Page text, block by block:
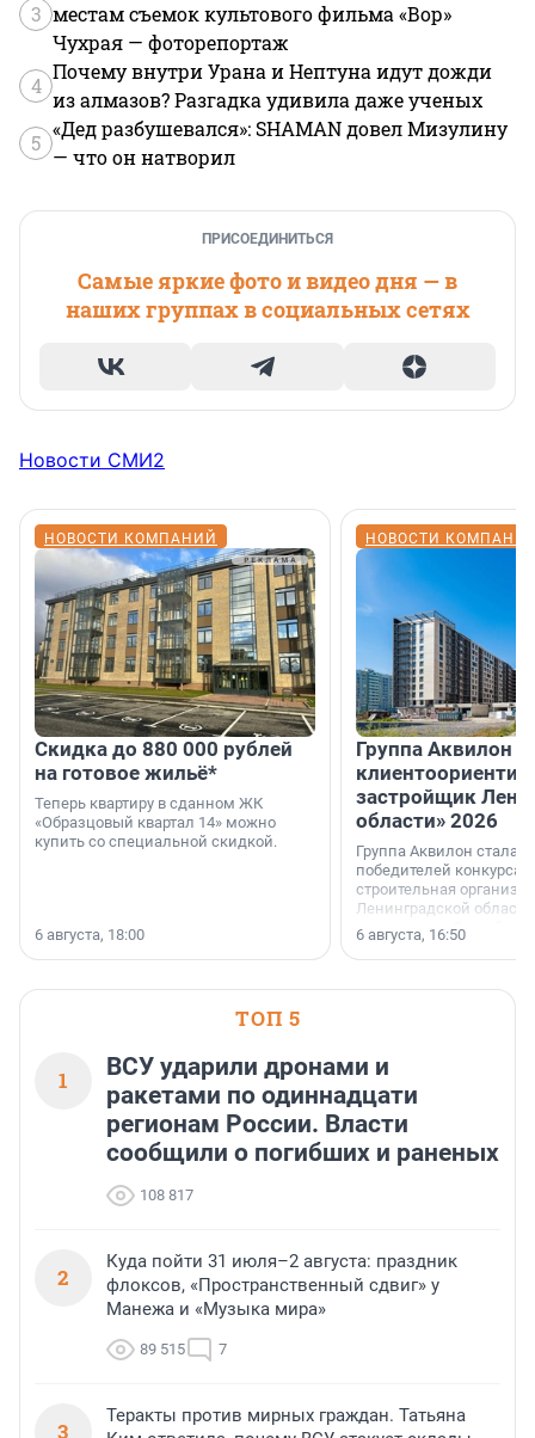
3 местам съемок культового фильма «Вор»
Чухрая — фоторепортаж
4
Почему внутри Урана и Нептуна идут дожди
из алмазов? Разгадка удивила даже ученых
5
«Дед разбушевался»: SHAMAN довел Мизулину
— что он натворил
ПРИСОЕДИНИТЬСЯ
Самые яркие фото и видео дня — в
наших группах в социальных сетях
Новости СМИ2
НОВОСТИ КОМПАНИЙ
Скидка до 880 000 рублей
на готовое жильё*
Теперь квартиру в сданном ЖК
«Образцовый квартал 14» можно
купить со специальной скидкой.
6 августа, 18:00
НОВОСТИ
Группа Аквилон
застройщик
области» 2026
Группа Аквилон стала
победителей конкурса
строительная
Ленинградской области
номинации «Самый
застройщик
области».
6 августа, 16:50
ТОП 5
1
ВСУ ударили дронами и
ракетами по одиннадцати
регионам России. Власти
сообщили о погибших и раненых
108 817
2
Куда пойти 31 июля–2 августа: праздник
флоксов, «Пространственный сдвиг» у
Манежа и «Музыка мира»
89 515 7
3
Теракты против мирных граждан. Татьяна